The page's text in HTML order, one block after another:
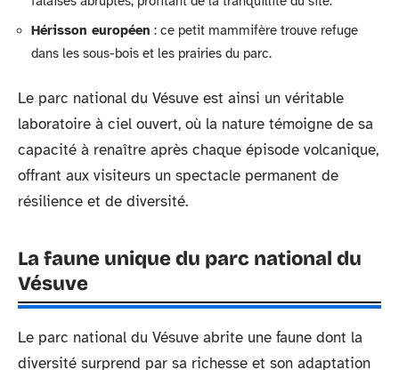
Hérisson européen : ce petit mammifère trouve refuge
dans les sous-bois et les prairies du parc.
Le parc national du Vésuve est ainsi un véritable
laboratoire à ciel ouvert, où la nature témoigne de sa
capacité à renaître après chaque épisode volcanique,
offrant aux visiteurs un spectacle permanent de
résilience et de diversité.
La faune unique du parc national du
Vésuve
Le parc national du Vésuve abrite une faune dont la
diversité surprend par sa richesse et son adaptation